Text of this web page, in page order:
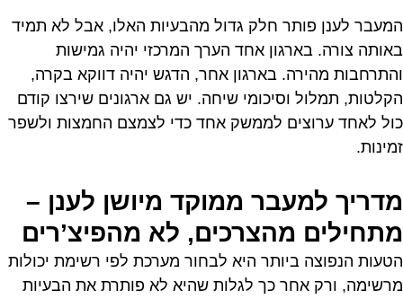
המעבר לענן פותר חלק גדול מהבעיות האלו, אבל לא תמיד
באותה צורה. בארגון אחד הערך המרכזי יהיה גמישות
והתרחבות מהירה. בארגון אחר, הדגש יהיה דווקא בקרה,
הקלטות, תמלול וסיכומי שיחה. יש גם ארגונים שירצו קודם
כול לאחד ערוצים לממשק אחד כדי לצמצם החמצות ולשפר
זמינות.
מדריך למעבר ממוקד מיושן לענן –
מתחילים מהצרכים, לא מהפיצ’רים
הטעות הנפוצה ביותר היא לבחור מערכת לפי רשימת יכולות
מרשימה, ורק אחר כך לגלות שהיא לא פותרת את הבעיות